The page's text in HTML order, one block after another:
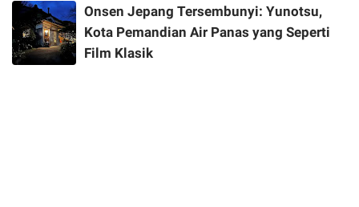
Onsen Jepang Tersembunyi: Yunotsu,
Kota Pemandian Air Panas yang Seperti
Film Klasik